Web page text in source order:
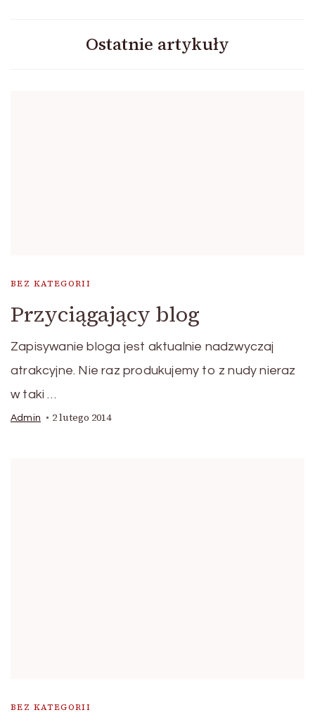
Ostatnie artykuły
BEZ KATEGORII
Przyciągający blog
Zapisywanie bloga jest aktualnie nadzwyczaj
atrakcyjne. Nie raz produkujemy to z nudy nieraz
w taki …
Admin 2 lutego 2014
BEZ KATEGORII